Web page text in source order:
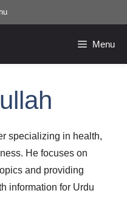
Menu
specializing in health,
He focuses on
and providing
information for Urdu